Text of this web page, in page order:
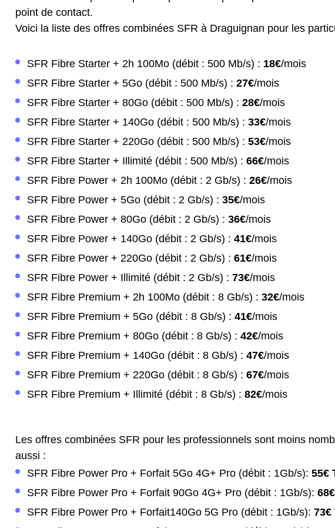
point de contact.
Voici la liste des offres combinées SFR à Draguignan pour les
SFR Fibre Starter + 2h 100Mo (débit : 500 Mb/s) : 18€/mois
SFR Fibre Starter + 5Go (débit : 500 Mb/s) : 27€/mois
SFR Fibre Starter + 80Go (débit : 500 Mb/s) : 28€/mois
SFR Fibre Starter + 140Go (débit : 500 Mb/s) : 33€/mois
SFR Fibre Starter + 220Go (débit : 500 Mb/s) : 53€/mois
SFR Fibre Starter + Illimité (débit : 500 Mb/s) : 66€/mois
SFR Fibre Power + 2h 100Mo (débit : 2 Gb/s) : 26€/mois
SFR Fibre Power + 5Go (débit : 2 Gb/s) : 35€/mois
SFR Fibre Power + 80Go (débit : 2 Gb/s) : 36€/mois
SFR Fibre Power + 140Go (débit : 2 Gb/s) : 41€/mois
SFR Fibre Power + 220Go (débit : 2 Gb/s) : 61€/mois
SFR Fibre Power + Illimité (débit : 2 Gb/s) : 73€/mois
SFR Fibre Premium + 2h 100Mo (débit : 8 Gb/s) : 32€/mois
SFR Fibre Premium + 5Go (débit : 8 Gb/s) : 41€/mois
SFR Fibre Premium + 80Go (débit : 8 Gb/s) : 42€/mois
SFR Fibre Premium + 140Go (débit : 8 Gb/s) : 47€/mois
SFR Fibre Premium + 220Go (débit : 8 Gb/s) : 67€/mois
SFR Fibre Premium + Illimité (débit : 8 Gb/s) : 82€/mois
Les offres combinées SFR pour les professionnels sont moins
aussi :
SFR Fibre Power Pro + Forfait 5Go 4G+ Pro (débit : 1Gb/s): 55€
SFR Fibre Power Pro + Forfait 90Go 4G+ Pro (débit : 1Gb/s):
SFR Fibre Power Pro + Forfait140Go 5G Pro (débit : 1Gb/s): 73€